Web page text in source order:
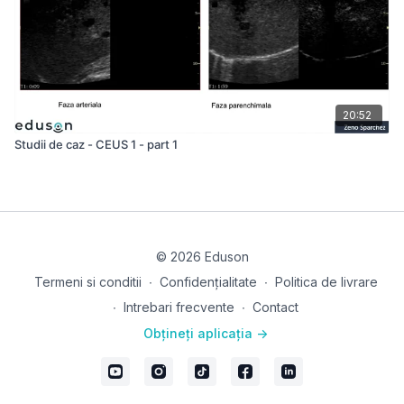
20:52
Studii de caz - CEUS 1 - part 1
© 2026 Eduson
Termeni si conditii ∙ Confidențialitate ∙ Politica de livrare
∙ Intrebari frecvente ∙ Contact
Obțineți aplicația ->